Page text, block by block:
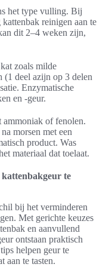
het type vulling. Bij
reinigen aan te
dit 2–4 weken zijn,
zoals milde
(1 deel azijn op 3 delen
Enzymatische
en -geur.
ammoniak of fenolen.
morsen met een
product. Was
materiaal dat toelaat.
kattenbakgeur te
bij het verminderen
Met gerichte keuzes
en aanvullend
ontstaan praktisch
helpen geur te
aan te tasten.